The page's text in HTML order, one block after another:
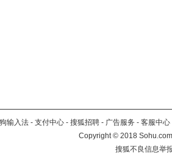
输入法 - 支付中心 - 搜狐招聘 - 广告服务 - 客服中心
Copyright©2018
搜狐不良信息举